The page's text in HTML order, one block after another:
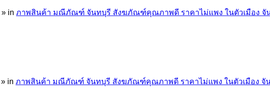
» in ภาพสินค้า มณีภัณฑ์ จันทบุรี สังฆภัณฑ์คุณภาพดี ราคาไม่แพง ในตัวเมือง จั
» in ภาพสินค้า มณีภัณฑ์ จันทบุรี สังฆภัณฑ์คุณภาพดี ราคาไม่แพง ในตัวเมือง จั